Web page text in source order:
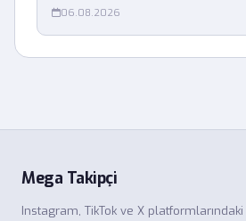
06.08.2026
Mega Takipçi
Instagram, TikTok ve X